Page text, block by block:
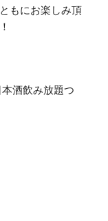
もにお楽しみ頂
本酒飲み放題つ